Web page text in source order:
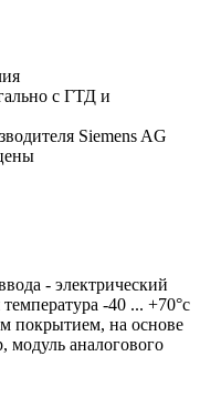
с ГТД и
Siemens AG
- электрический
-40 ... +70°c
покрытием, на основе
модуль аналогового